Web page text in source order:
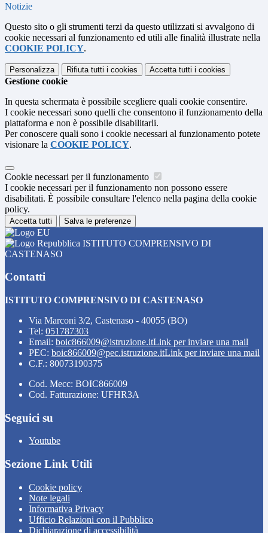
Notizie
Questo sito o gli strumenti terzi da questo utilizzati si avvalgono di
cookie necessari al funzionamento ed utili alle finalità illustrate nella
COOKIE POLICY.
Personalizza Rifiuta tutti i cookies Accetta tutti i cookies
Gestione cookie
In questa schermata è possibile scegliere quali cookie consentire.
I cookie necessari sono quelli che consentono il funzionamento della
piattaforma e non è possibile disabilitarli.
Per conoscere quali sono i cookie necessari al funzionamento potete
visionare la COOKIE POLICY.
Cookie necessari per il funzionamento
I cookie necessari per il funzionamento non possono essere
disabilitati. È possibile consultare l'elenco nella pagina della cookie
policy.
Accetta tutti Salva le preferenze
ISTITUTO COMPRENSIVO DI
CASTENASO
Contatti
ISTITUTO COMPRENSIVO DI CASTENASO
Via Marconi 3/2, Castenaso - 40055 (BO)
Tel: 051787303
Email: boic866009@istruzione.itLink per inviare una mail
PEC: boic866009@pec.istruzione.itLink per inviare una mail
C.F.: 80073190375
Cod. Mecc: BOIC866009
Cod. Fatturazione: UFHR3A
Seguici su
Youtube
Sezione Link Utili
Cookie policy
Note legali
Informativa Privacy
Ufficio Relazioni con il Pubblico
Dichiarazione di accessibilità